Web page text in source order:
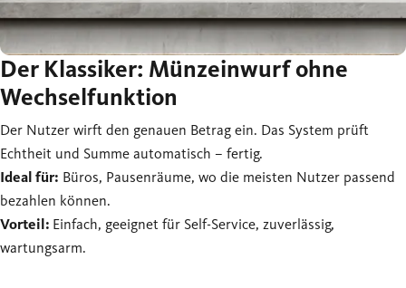
Der Klassiker: Münzeinwurf ohne
Wechselfunktion
Der Nutzer wirft den genauen Betrag ein. Das System prüft
Echtheit und Summe automatisch – fertig.
Ideal für: Büros, Pausenräume, wo die meisten Nutzer passend
bezahlen können.
Vorteil: Einfach, geeignet für Self-Service, zuverlässig,
wartungsarm.